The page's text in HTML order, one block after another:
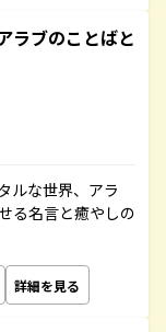
ラブのことばと
ルな世界、アラ
る名言と癒やしの
詳細を見る